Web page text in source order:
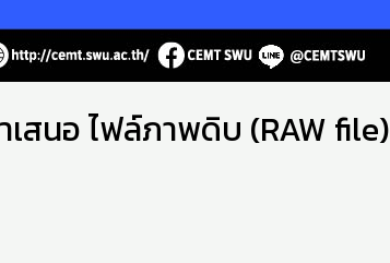
สนอ ไฟล์ภาพดิบ (RAW file)